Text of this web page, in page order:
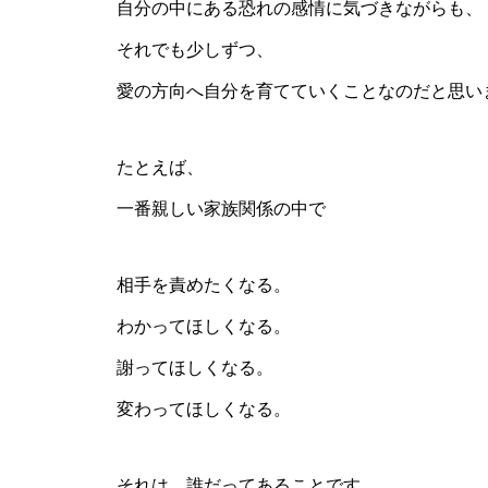
自分の中にある恐れの感情に気づきながらも、
それでも少しずつ、
愛の方向へ自分を育てていくことなのだと思い
たとえば、
一番親しい家族関係の中で
相手を責めたくなる。
わかってほしくなる。
謝ってほしくなる。
変わってほしくなる。